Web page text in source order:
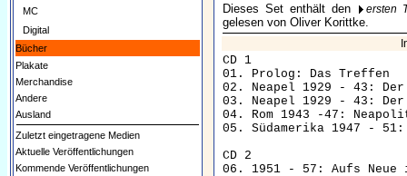
MC
Digital
Bücher
Plakate
Merchandise
Andere
Ausland
Zuletzt eingetragene Medien
Aktuelle Veröffentlichungen
Kommende Veröffentlichungen
Dieses Set enthält den
ersten
gelesen von Oliver Korittke.
CD 1
01. Prolog: Das Treffen
02. Neapel 1929 - 43:
03. Neapel 1929 - 43:
04. Rom 1943 -47:
05. Südamerika 1947 -
CD 2
06. 1951 - 57: Aufs